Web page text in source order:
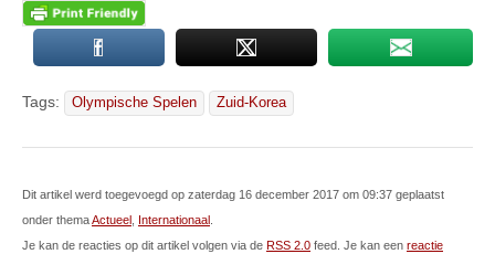
Tags: Olympische Spelen Zuid-Korea
Dit artikel werd toegevoegd op zaterdag 16 december 2017 om 09:37 geplaatst
onder themaActueel Internationaal
Je kan de reacties op dit artikel volgen via de RSS 2.0 feed. Je kan een reactie